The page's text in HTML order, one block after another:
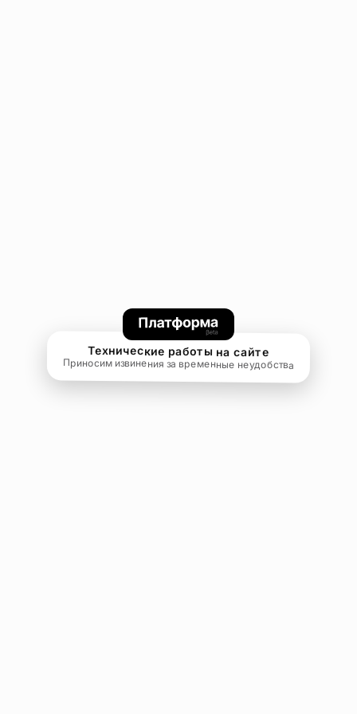
Технические работы на сайте
Приносим извинения за временные неудобства